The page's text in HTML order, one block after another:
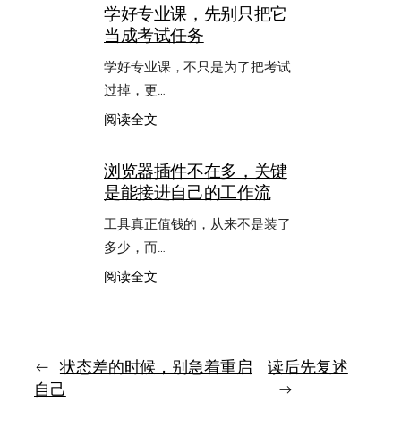
这
个
夜
里，
我
怕
是
天
而
是
越
学好专业课，先别只把它
当成考试任务
学好专业课，不只是为了把考试
过掉，更…
阅读全文：
专
业
课，
先
别
把
试
浏览器插件不在多，关键
是能接进自己的工作流
工具真正值钱的，从来不是装了
多少，而…
阅读全文：
← 状态差的时候，别急着重启
自己
读后先复述
→